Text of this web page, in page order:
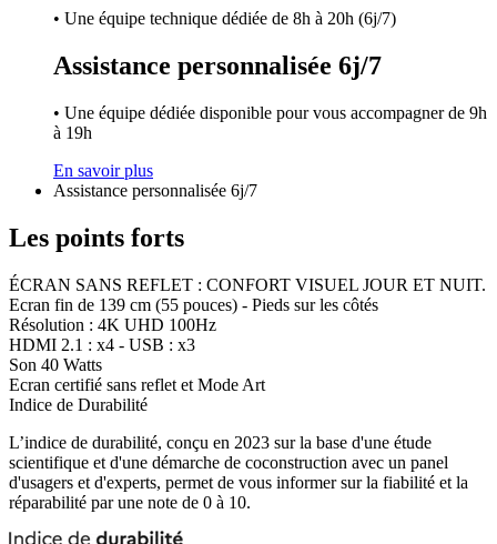
• Une équipe technique dédiée de 8h à 20h (6j/7)
Assistance personnalisée 6j/7
• Une équipe dédiée disponible pour vous accompagner de 9h
à 19h
En savoir plus
Assistance personnalisée 6j/7
Les points forts
ÉCRAN SANS REFLET : CONFORT VISUEL JOUR ET NUIT.
Ecran fin de 139 cm (55 pouces) - Pieds sur les côtés
Résolution : 4K UHD 100Hz
HDMI 2.1 : x4 - USB : x3
Son 40 Watts
Ecran certifié sans reflet et Mode Art
Indice de Durabilité
L’indice de durabilité, conçu en 2023 sur la base d'une étude
scientifique et d'une démarche de coconstruction avec un panel
d'usagers et d'experts, permet de vous informer sur la fiabilité et la
réparabilité par une note de 0 à 10.